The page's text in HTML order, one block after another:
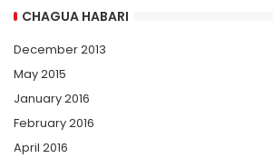
CHAGUA HABARI
December 2013
May 2015
January 2016
February 2016
April 2016